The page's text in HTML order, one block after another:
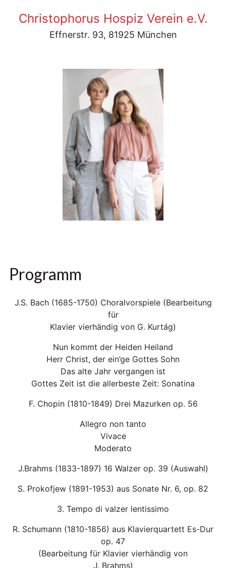
Christophorus Hospiz Verein e.V.
Effnerstr. 93, 81925 München
Programm
J.S. Bach (1685-1750) Choralvorspiele (Bearbeitung
für
Klavier vierhändig von G. Kurtág)
Nun kommt der Heiden Heiland
Herr Christ, der ein’ge Gottes Sohn
Das alte Jahr vergangen ist
Gottes Zeit ist die allerbeste Zeit: Sonatina
F. Chopin (1810-1849) Drei Mazurken op. 56
Allegro non tanto
Vivace
Moderato
J.Brahms (1833-1897) 16 Walzer op. 39 (Auswahl)
S. Prokofjew (1891-1953) aus Sonate Nr. 6, op. 82
3. Tempo di valzer lentissimo
R. Schumann (1810-1856) aus Klavierquartett Es-Dur
op. 47
(Bearbeitung für Klavier vierhändig von
J. Brahms)